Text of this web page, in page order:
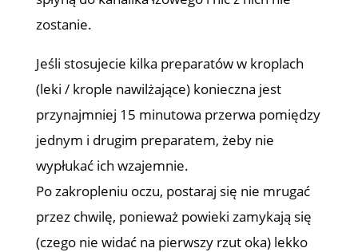
zostanie.
Jeśli stosujecie kilka preparatów w kroplach
(leki / krople nawilżające) konieczna jest
przynajmniej 15 minutowa przerwa pomiędzy
jednym i drugim preparatem, żeby nie
wypłukać ich wzajemnie.
Po zakropleniu oczu, postaraj się nie mrugać
przez chwilę, ponieważ powieki zamykają się
(czego nie widać na pierwszy rzut oka) lekko